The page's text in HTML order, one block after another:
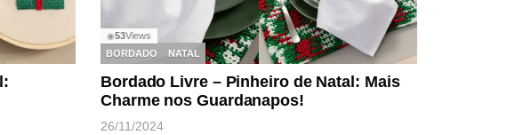
◉53Views
BORDADO
NATAL
Bordado Livre – Pinheiro de Natal: Mais
Charme nos Guardanapos!
26/11/2024